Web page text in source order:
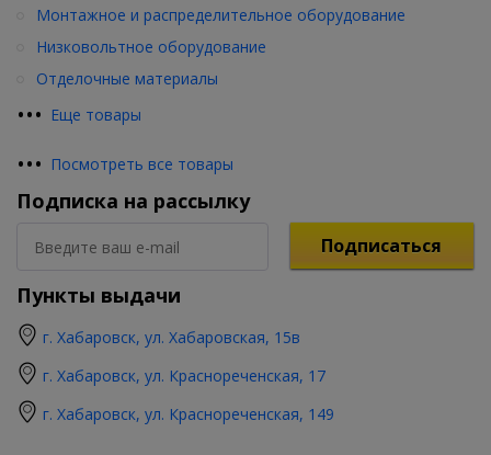
••• Еще товары
Монтажное и распределительное оборудование
Низковольтное оборудование
Отделочные материалы
••• Посмотреть все товары
Подписка на рассылку
Подписаться
Пункты выдачи
г. Хабаровск, ул. Хабаровская, 15в
г. Хабаровск, ул. Краснореченская, 17
г. Хабаровск, ул. Краснореченская, 149